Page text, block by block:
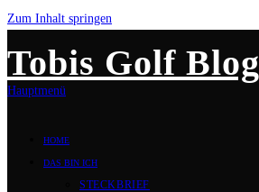
Zum Inhalt springen
Tobis Golf Blog
Hauptmenü
HOME
DAS BIN ICH
STECKBRIEF